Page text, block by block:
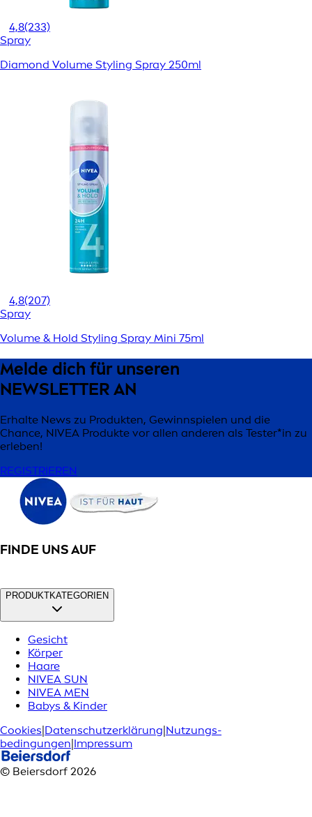
4,8(233)
Spray
Diamond Volume Styling Spray 250ml
4,8(207)
Spray
Volume & Hold Styling Spray Mini 75ml
Melde dich für unseren
NEWSLETTER AN
Erhalte News zu Produkten, Gewinnspielen und die
Chance, NIVEA Produkte vor allen anderen als Tester*in zu
erleben!
REGISTRIEREN
FINDE UNS AUF
PRODUKTKATEGORIEN
Gesicht
Körper
Haare
NIVEA SUN
NIVEA MEN
Babys & Kinder
Cookies Datenschutzerklärung Nutzungs­
bedingungen Impressum
© Beiersdorf 2026